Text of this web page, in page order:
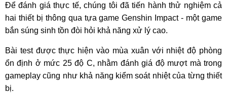
Để đánh giá thực tế, chúng tôi đã tiến hành thử nghiệm cả
hai thiết bị thông qua tựa game Genshin Impact - một game
bắn súng sinh tồn đòi hỏi khả năng xử lý cao.
Bài test được thực hiện vào mùa xuân với nhiệt độ phòng
ổn định ở mức 25 độ C, nhằm đánh giá độ mượt mà trong
gameplay cũng như khả năng kiểm soát nhiệt của từng thiết
bị.